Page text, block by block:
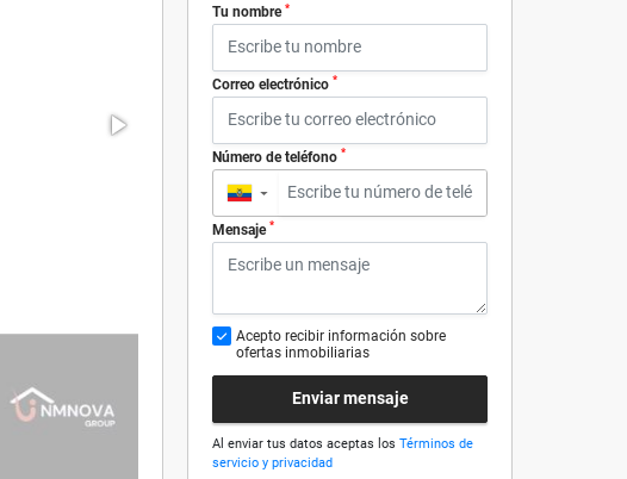
Tu nombre *
Correo electrónico *
Número de teléfono *
▼
Mensaje *
Acepto recibir información sobre
ofertas inmobiliarias
Enviar mensaje
Al enviar tus datos aceptas los Términos de
servicio y privacidad